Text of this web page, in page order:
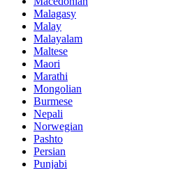
Malagasy
Malay
Malayalam
Maltese
Maori
Marathi
Mongolian
Burmese
Nepali
Norwegian
Pashto
Persian
Punjabi